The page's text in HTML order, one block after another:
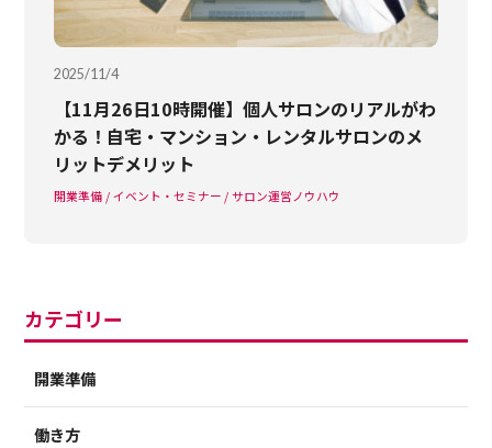
2025/11/4
【11月26日10時開催】個人サロンのリアルがわ
かる！自宅・マンション・レンタルサロンのメ
リットデメリット
開業準備 イベント・セミナー サロン運営ノウハウ
カテゴリー
開業準備
働き方